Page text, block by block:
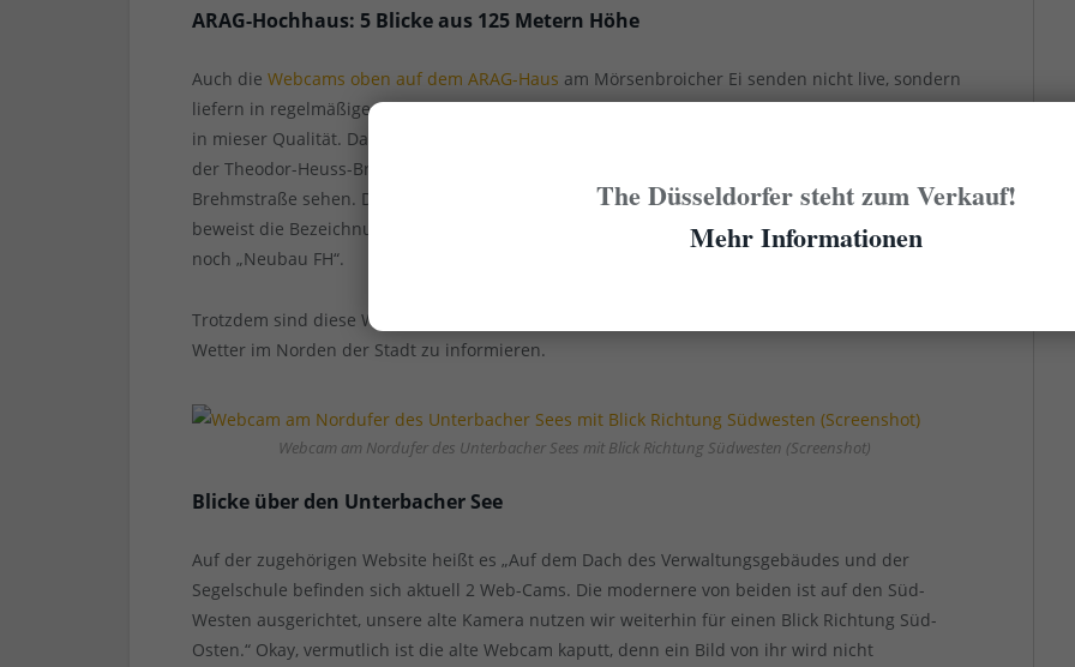
ARAG-Hochhaus: 5 Blicke aus 125 Metern Höhe
Auch dieWebcams oben auf dem ARAG-Haus am Mörsenbroicher Ei senden nicht live, sondern
liefern in regelmäßigen Abständen automatisch aktualisierte Bilder – leider ziemlich klein und
in mieser Qualität. Dabei wäre es besonders spannend, könnte man den fließenden Verkehr auf
der Theodor-Heuss-Brücke, auf dem A52-Zubringer sowie auf der der Heinrich-Erhardt- und der
Brehmstraße sehen. Dass sich auch um diese Webcams niemand mehr so richtig kümmert,
beweist die Bezeichnung des Blicks über die Münsterstraße Richtung Westen: die lautet immer
noch „Neubau FH“.
Trotzdem sind diese Webcam-Blicke aus großer Höhe eine prima Möglichkeit, sich über das
Wetter im Norden der Stadt zu informieren.
Webcam am Nordufer des Unterbacher Sees mit Blick Richtung Südwesten (Screenshot)
Blicke über den Unterbacher See
Auf der zugehörigen Website heißt es „Auf dem Dach des Verwaltungsgebäudes und der
Segelschule befinden sich aktuell 2 Web-Cams. Die modernere von beiden ist auf den Süd-
Westen ausgerichtet, unsere alte Kamera nutzen wir weiterhin für einen Blick Richtung Süd-
Osten.“ Okay, vermutlich ist die alte Webcam kaputt, denn ein Bild von ihr wird nicht
The Düsseldorfer steht zum Verkauf!
Mehr Informationen